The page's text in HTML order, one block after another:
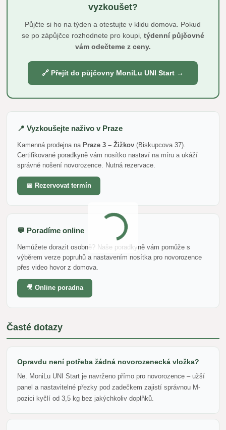
vyzkoušet?
Půjčte si ho na týden a otestujte v klidu domova. Pokud
se po zápůjčce rozhodnete pro koupi, týdenní půjčovné
vám odečteme z ceny.
🔗 Přejít do půjčovny MoniLu UNI Start →
📍 Vyzkoušejte naživo v Praze
Kamenná prodejna na Praze 3 – Žižkov (Biskupcova 37).
Certifikované poradkyně vám nosítko nastaví na míru a ukáží
správné nošení novorozence. Nutná rezervace.
📅 Rezervovat termín
💬 Poradíme online
Nemůžete dorazit osobně? Naše poradkyně vám pomůže s
výběrem verze popruhů a nastavením nosítka pro novorozence
přes video hovor z domova.
🎥 Online poradna
Časté dotazy
Opravdu není potřeba žádná novorozenecká vložka?
Ne. MoniLu UNI Start je navrženo přímo pro novorozence – užší
panel a nastavitelné přezky pod zadečkem zajistí správnou M-
pozici kyčlí od 3,5 kg bez jakýchkoliv doplňků.